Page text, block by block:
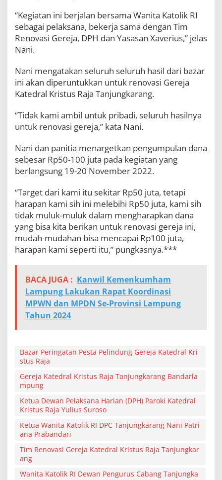
r
l
K
t
u
s
j
a
“Kegiatan ini berjalan bersama Wanita Katolik RI
sebagai pelaksana, bekerja sama dengan Tim
Renovasi Gereja, DPH dan Yasasan Xaverius,” jelas
Nani.
Nani mengatakan seluruh seluruh hasil dari bazar
ini akan diperuntukkan untuk renovasi Gereja
Katedral Kristus Raja Tanjungkarang.
“Tidak kami ambil untuk pribadi, seluruh hasilnya
untuk renovasi gereja,” kata Nani.
Nani dan panitia menargetkan pengumpulan dana
sebesar Rp50-100 juta pada kegiatan yang
berlangsung 19-20 November 2022.
“Target dari kami itu sekitar Rp50 juta, tetapi
harapan kami sih ini melebihi Rp50 juta, kami sih
tidak muluk-muluk dalam mengharapkan dana
yang bisa kita berikan untuk renovasi gereja ini,
mudah-mudahan bisa mencapai Rp100 juta,
harapan kami seperti itu,” pungkasnya.***
BACA JUGA : Kanwil Kemenkumham
Lampung Lakukan Rapat Koordinasi
MPWN dan MPDN Se-Provinsi Lampung
Tahun 2024
Bazar Peringatan Pesta Pelindung Gereja Katedral Kri
stus Raja
Gereja Katedral Kristus Raja Tanjungkarang Bandarla
mpung
Ketua Dewan Pelaksana Harian (DPH) Paroki Katedral
Kristus Raja Yulius Suroso
Ketua Wanita Katolik RI DPC Tanjungkarang Nani Patri
ana Prabandari
Tim Renovasi Gereja Katedral Kristus Raja Tanjungkar
ang
Wanita Katolik RI Dewan Pengurus Cabang Tanjungka